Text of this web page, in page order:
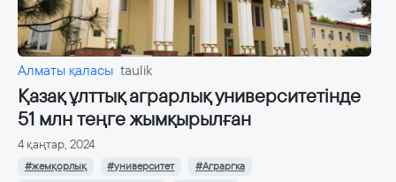
Алматы қаласы taulik
Қазақ ұлттық аграрлық университетінде
51 млн теңге жымқырылған
4 қаңтар, 2024
#жемқорлық #университет
#Аграргка